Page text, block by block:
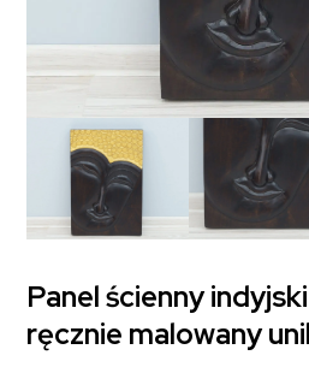
Panel ścienny
ręcznie malowany